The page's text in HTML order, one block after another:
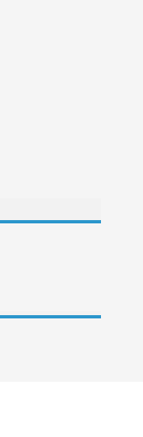
| Körúti Orvosi